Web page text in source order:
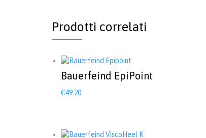
opzioni
possono
essere
nella
pagina
prodotto
Prodotti correlati
Bauerfeind EpiPoint
€49.20